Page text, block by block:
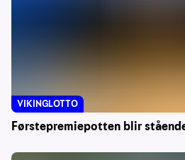
Førstepremiepotten blir
VIKINGLOTTO